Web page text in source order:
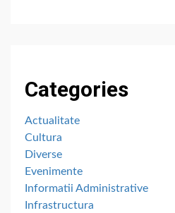
Categories
Actualitate
Cultura
Diverse
Evenimente
Informatii Administrative
Infrastructura